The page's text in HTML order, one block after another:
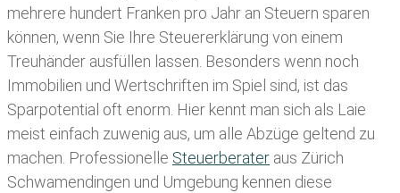
mehrere hundert Franken pro Jahr an Steuern sparen
können, wenn Sie Ihre Steuererklärung von einem
Treuhänder ausfüllen lassen . Besonders wenn noch
Immobilien und Wertschriften im Spiel sind, ist das
Sparpotential oft enorm. Hier kennt man sich als Laie
meist einfach zuwenig aus, um alle Abzüge geltend zu
machen. Professionelle Steuerberater aus Zürich
Schwamendingen und Umgebung kennen diese